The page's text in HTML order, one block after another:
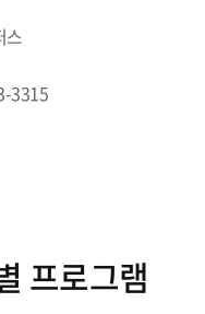
스
3315
프로그램